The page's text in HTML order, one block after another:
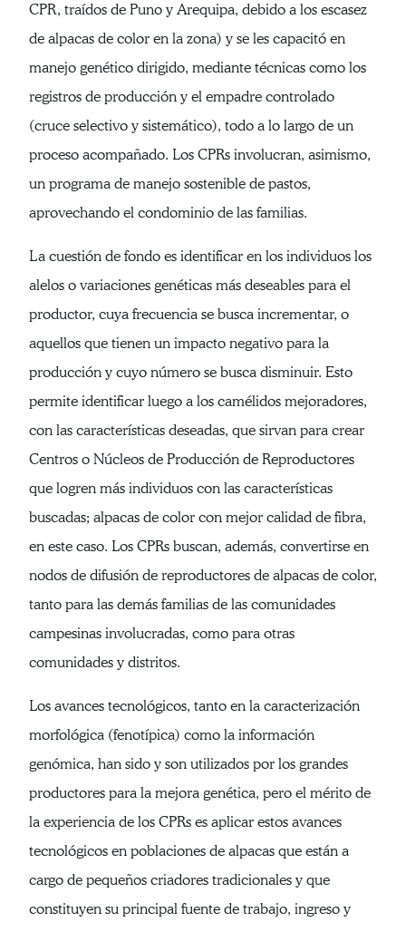
CPR, traídos de Puno y Arequipa, debido a los escasez
de alpacas de color en la zona) y se les capacitó en
manejo genético dirigido, mediante técnicas como los
registros de producción y el empadre controlado
(cruce selectivo y sistemático), todo a lo largo de un
proceso acompañado. Los CPRs involucran, asimismo,
un programa de manejo sostenible de pastos,
aprovechando el condominio de las familias.
La cuestión de fondo es identificar en los individuos los
alelos o variaciones genéticas más deseables para el
productor, cuya frecuencia se busca incrementar, o
aquellos que tienen un impacto negativo para la
producción y cuyo número se busca disminuir. Esto
permite identificar luego a los camélidos mejoradores,
con las características deseadas, que sirvan para crear
Centros o Núcleos de Producción de Reproductores
que logren más individuos con las características
buscadas; alpacas de color con mejor calidad de fibra,
en este caso. Los CPRs buscan, además, convertirse en
nodos de difusión de reproductores de alpacas de color,
tanto para las demás familias de las comunidades
campesinas involucradas, como para otras
comunidades y distritos.
Los avances tecnológicos, tanto en la caracterización
morfológica (fenotípica) como la información
genómica, han sido y son utilizados por los grandes
productores para la mejora genética, pero el mérito de
la experiencia de los CPRs es aplicar estos avances
tecnológicos en poblaciones de alpacas que están a
cargo de pequeños criadores tradicionales y que
constituyen su principal fuente de trabajo, ingreso y